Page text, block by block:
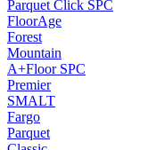
Parquet Click SPC
FloorAge
Forest
Mountain
A+Floor SPC
Premier
SMALT
Fargo
Parquet